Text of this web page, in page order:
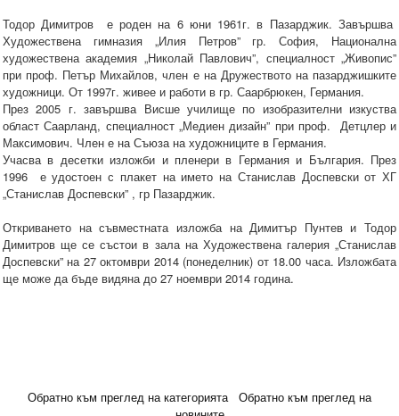
Тодор Димитров е роден на 6 юни 1961г. в Пазарджик. Завършва
Художествена гимназия „Илия Петров” гр. София, Национална
художествена академия „Николай Павлович”, специалност „Живопис”
при проф. Петър Михайлов, член е на Дружеството на пазарджишките
художници. От 1997г. живее и работи в гр. Саарбрюкен, Германия.
През 2005 г. завършва Висше училище по изобразителни изкуства
област Саарланд, специалност „Медиен дизайн” при проф. Детцлер и
Максимович. Член е на Съюза на художниците в Германия.
Учасва в десетки изложби и пленери в Германия и България. През
1996 е удостоен с плакет на името на Станислав Доспевски от ХГ
„Станислав Доспевски” , гр Пазарджик.
Откриването на съвместната изложба на Димитър Пунтев и Тодор
Димитров ще се състои в зала на Художествена галерия „Станислав
Доспевски” на 27 октомври 2014 (понеделник) от 18.00 часа. Изложбата
ще може да бъде видяна до 27 ноември 2014 година.
Обратно към преглед на категорията
Обратно към преглед на